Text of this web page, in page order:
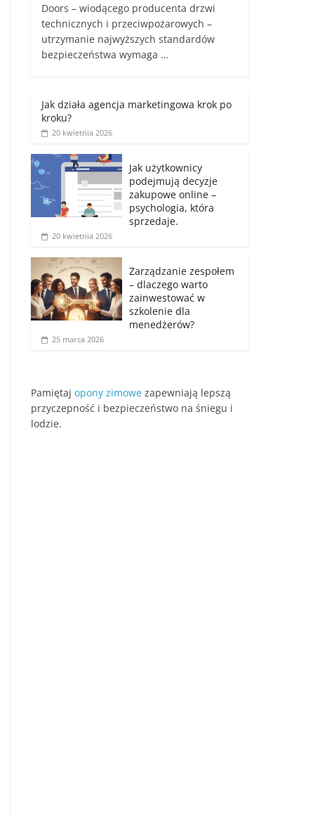
Doors – wiodącego producenta drzwi
technicznych i przeciwpożarowych –
utrzymanie najwyższych standardów
bezpieczeństwa wymaga …
Jak działa agencja marketingowa krok po
kroku?
20 kwietnia 2026
Jak użytkownicy
podejmują decyzje
zakupowe online –
psychologia, która
sprzedaje.
20 kwietnia 2026
Zarządzanie zespołem
– dlaczego warto
zainwestować w
szkolenie dla
menedżerów?
25 marca 2026
Pamiętaj opony zimowe zapewniają lepszą
przyczepność i bezpieczeństwo na śniegu i
lodzie.